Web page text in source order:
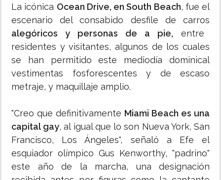
La icónica Ocean Drive, en South Beach, fue el
escenario del consabido desfile de carros
alegóricos y personas de a pie, entre
residentes y visitantes, algunos de los cuales
se han permitido este mediodía dominical
vestimentas fosforescentes y de escaso
metraje, y maquillaje amplio.
"Creo que definitivamente Miami Beach es una
capital gay, al igual que lo son Nueva York, San
Francisco, Los Ángeles", señaló a Efe el
esquiador olímpico Gus Kenworthy, "padrino"
este año de la marcha, una designación